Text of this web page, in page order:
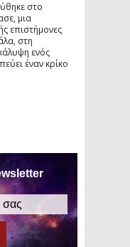
στο
μια
επιστήμονες
στη
ενός
έναν κρίκο